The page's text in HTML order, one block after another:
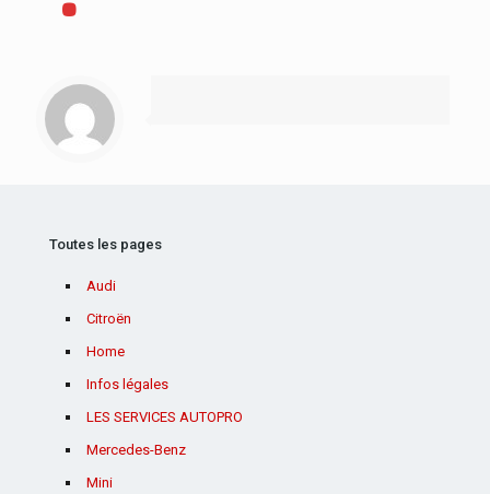
Toutes les pages
Audi
Citroën
Home
Infos légales
LES SERVICES AUTOPRO
Mercedes-Benz
Mini